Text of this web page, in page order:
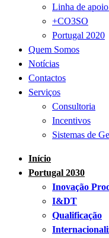
Linha de
+CO3SO
Portugal 2020
Quem Somos
Notícias
Contactos
Serviços
Consultoria
Incentivos
Sistemas de
Início
Portugal 2030
Inovação
I&DT
Qualificação